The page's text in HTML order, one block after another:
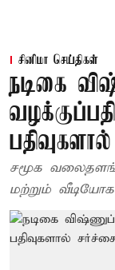
சினிமா செய்திகள்
நடிகை
சமூக
மற்றும்